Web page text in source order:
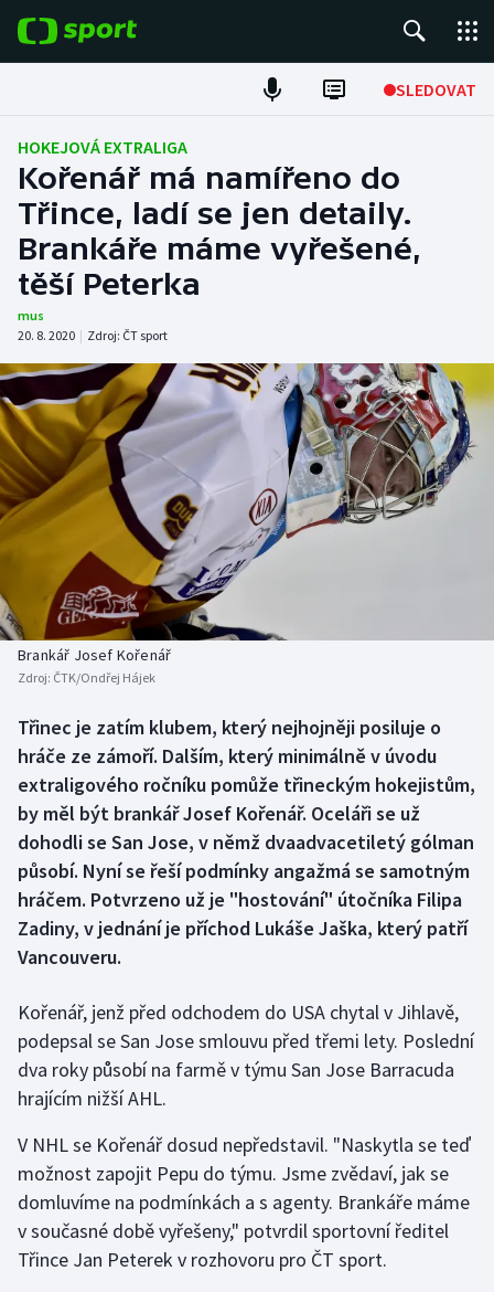
SLEDOVAT
Fotbal
Hokej
Tenis
Atletika
DALŠÍ SPORTY
Americký fotbal
Baseball a softbal
Basketbal
Biatlon
Boby a skeleton
Box
Curling
Dostihy
Florbal
Futsal
Gymnastika
Házená
Jezdectví
Judo
Krasobruslení
NEPŘEHLÉDNĚTE
Soutěže
Historické návraty
Aplikace ČT sport
AZ kvíz
HOKEJOVÁ EXTRALIGA
Kořenář má namířeno do
Třince, ladí se jen detaily.
Brankáře máme vyřešené,
těší Peterka
mus
20. 8. 2020 | Zdroj: ČT sport
Brankář Josef Kořenář
Zdroj: ČTK/Ondřej Hájek
Třinec je zatím klubem, který nejhojněji posiluje o
hráče ze zámoří. Dalším, který minimálně v úvodu
extraligového ročníku pomůže třineckým hokejistům,
by měl být brankář Josef Kořenář. Oceláři se už
dohodli se San Jose, v němž dvaadvacetiletý gólman
působí. Nyní se řeší podmínky angažmá se samotným
hráčem. Potvrzeno už je "hostování" útočníka Filipa
Zadiny, v jednání je příchod Lukáše Jaška, který patří
Vancouveru.
Kořenář, jenž před odchodem do USA chytal v Jihlavě,
podepsal se San Jose smlouvu před třemi lety. Poslední
dva roky působí na farmě v týmu San Jose Barracuda
hrajícím nižší AHL.
V NHL se Kořenář dosud nepředstavil. "Naskytla se teď
možnost zapojit Pepu do týmu. Jsme zvědaví, jak se
domluvíme na podmínkách a s agenty. Brankáře máme
v současné době vyřešeny," potvrdil sportovní ředitel
Třince Jan Peterek v rozhovoru pro ČT sport.